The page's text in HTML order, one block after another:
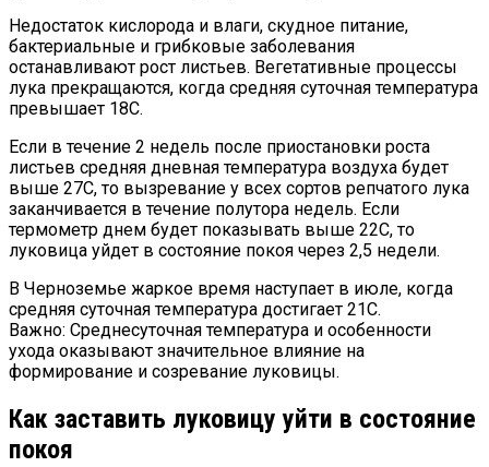
Недостаток кислорода и влаги, скудное питание,
бактериальные и грибковые заболевания
останавливают рост листьев. Вегетативные процессы
лука прекращаются, когда средняя суточная температура
превышает 18С.
Если в течение 2 недель после приостановки роста
листьев средняя дневная температура воздуха будет
выше 27С, то вызревание у всех сортов репчатого лука
заканчивается в течение полутора недель. Если
термометр днем будет показывать выше 22С, то
луковица уйдет в состояние покоя через 2,5 недели.
В Черноземье жаркое время наступает в июле, когда
средняя суточная температура достигает 21C.
Важно: Среднесуточная температура и особенности
ухода оказывают значительное влияние на
формирование и созревание луковицы.
Как заставить луковицу уйти в состояние
покоя